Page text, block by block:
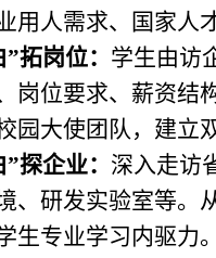
用人需求、国家人
”拓岗位： 学生由访
岗位要求、薪资结
园大使团队，建立
”探企业： 深入走访
、研发实验室等。
生专业学习内驱力。